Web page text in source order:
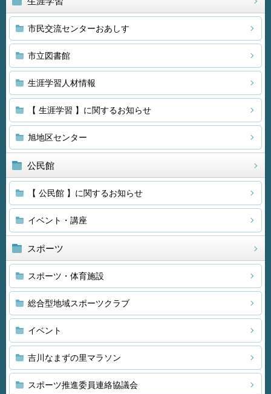
市民交流センターおあしす
市立図書館
生涯学習人材情報
【 生涯学習 】に関するお知らせ
旭地区センター
公民館
【 公民館 】に関するお知らせ
イベント・講座
スポーツ
スポーツ・体育施設
総合型地域スポーツクラブ
イベント
吉川なまずの里マラソン
スポーツ推進委員連絡協議会